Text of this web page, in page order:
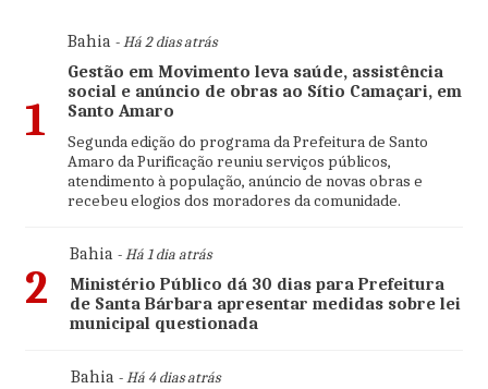
1
Bahia- Há 2 dias atrás
Gestão em Movimento leva saúde, assistência
social e anúncio de obras ao Sítio Camaçari, em
Santo Amaro
Segunda edição do programa da Prefeitura de Santo
Amaro da Purificação reuniu serviços públicos,
atendimento à população, anúncio de novas obras e
recebeu elogios dos moradores da comunidade.
2
Bahia- Há 1 dia atrás
Ministério Público dá 30 dias para Prefeitura
de Santa Bárbara apresentar medidas sobre lei
municipal questionada
Bahia- Há 4 dias atrás